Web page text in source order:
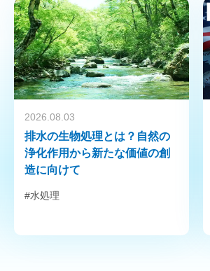
2026.08.03
排水の生物処理とは？自然の
浄化作用から新たな価値の創
造に向けて
#水処理